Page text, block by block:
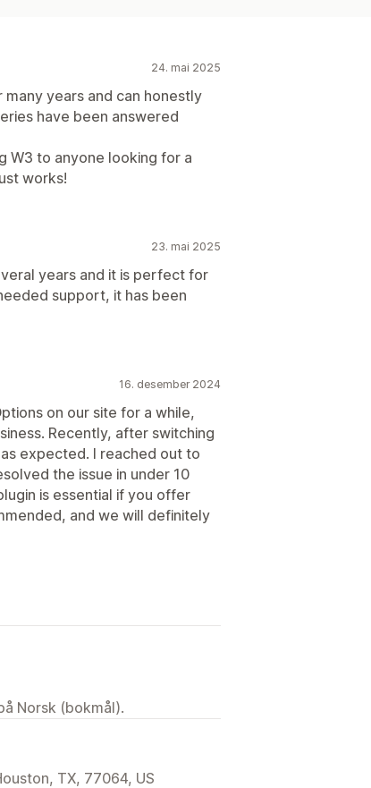
24. mai 2025
years and can honestly
have been answered
W3 to anyone looking for a
works!
23. mai 2025
years and it is perfect for
support, it has been
16. desember 2024
on our site for a while,
Recently, after switching
expected. I reached out to
the issue in under 10
is essential if you offer
and we will definitely
Norsk (bokmål).
TX, 77064, US